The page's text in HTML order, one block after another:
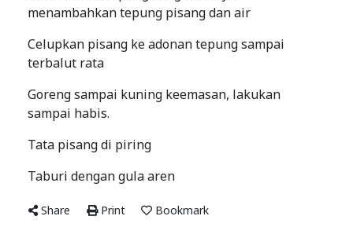
menambahkan tepung pisang dan air
Celupkan pisang ke adonan tepung sampai
terbalut rata
Goreng sampai kuning keemasan, lakukan
sampai habis.
Tata pisang di piring
Taburi dengan gula aren
Share Print Bookmark